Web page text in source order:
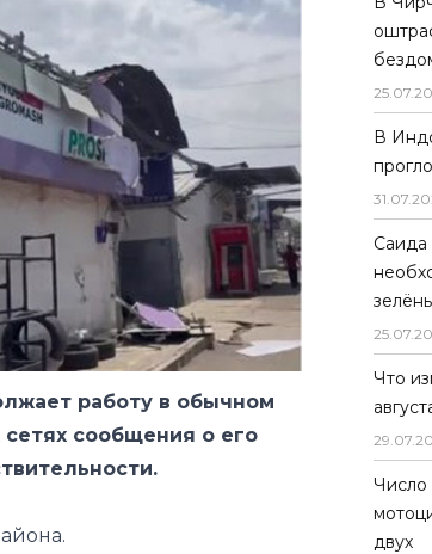
работу в обычном
сообщения о его
25.07.
В
31.07.
Саида
25.07.
Что
29.07.
Число
двух